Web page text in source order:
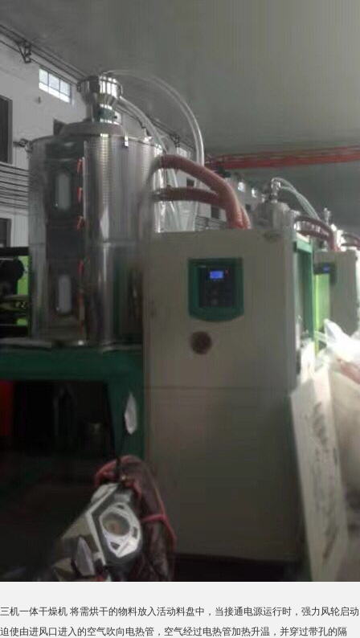
三机一体干燥机 将需烘干的物料放入活动料盘中，当接通电源运行时，强力风轮启动
迫使由进风口进入的空气吹向电热管，空气经过电热管加热升温，并穿过带孔的隔